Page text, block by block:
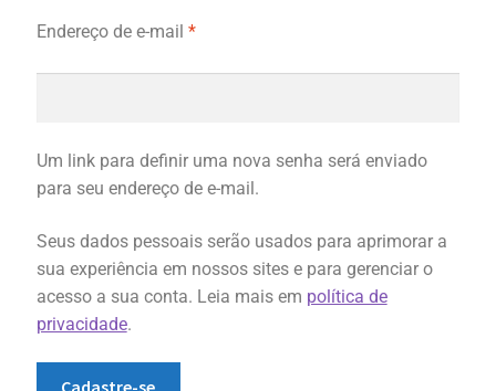
Endereço de e-mail *
Um link para definir uma nova senha será enviado
para seu endereço de e-mail.
Seus dados pessoais serão usados para aprimorar a
sua experiência em nossos sites e para gerenciar o
acesso a sua conta. Leia mais em política de
privacidade.